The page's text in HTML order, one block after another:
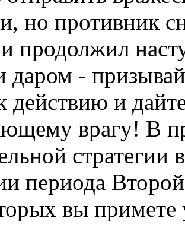
но противник
продолжил
даром -
действию и
врагу! В
периода
вы примете